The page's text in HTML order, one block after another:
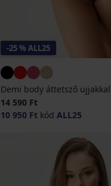
-25 % ALL25
Demi body áttetsző ujjakkal
14 590 Ft
10 950 Ftkód ALL25